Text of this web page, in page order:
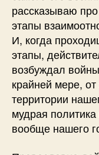
рассказываю
этапы
И, когда
этапы,
возбуждал
крайней мере,
территории
мудрая
вообще нашего